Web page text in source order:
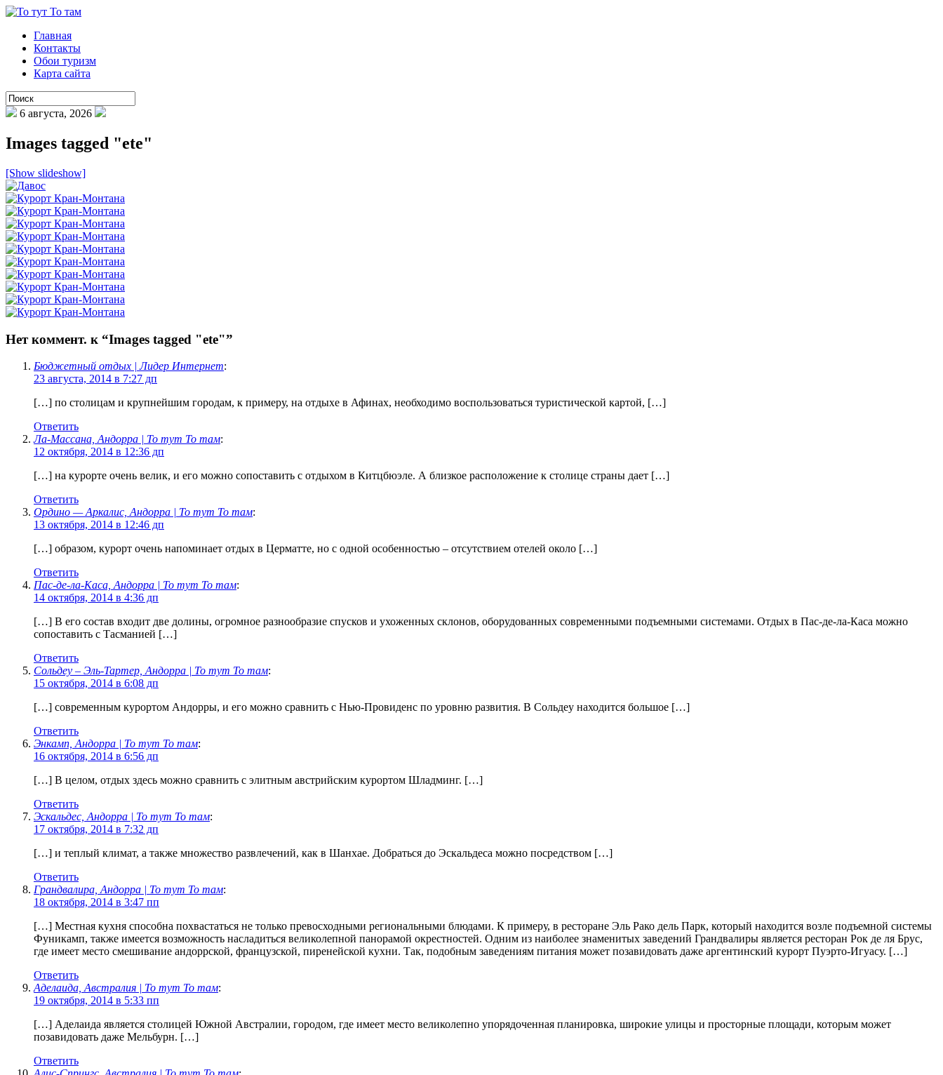
Главная
Контакты
Обои туризм
Карта сайта
6 августа, 2026
Images tagged "ete"
[Show slideshow]
Нет коммент. к “Images tagged "ete"”
Бюджетный отдых | Лидер Интернет:
23 августа, 2014 в 7:27 дп
[…] по столицам и крупнейшим городам, к примеру, на отдыхе в Афинах, необходимо воспользоваться туристической картой, […]
Ответить
Ла-Массана, Андорра | То тут То там:
12 октября, 2014 в 12:36 дп
[…] на курорте очень велик, и его можно сопоставить с отдыхом в Китцбюэле. А близкое расположение к столице страны дает […]
Ответить
Ордино — Аркалис, Андорра | То тут То там:
13 октября, 2014 в 12:46 дп
[…] образом, курорт очень напоминает отдых в Церматте, но с одной особенностью – отсутствием отелей около […]
Ответить
Пас-де-ла-Каса, Андорра | То тут То там:
14 октября, 2014 в 4:36 дп
[…] В его состав входит две долины, огромное разнообразие спусков и ухоженных склонов, оборудованных современными подъемными системами. Отдых в Пас-де-ла-Каса можно
сопоставить с Тасманией […]
Ответить
Сольдеу – Эль-Тартер, Андорра | То тут То там:
15 октября, 2014 в 6:08 дп
[…] современным курортом Андорры, и его можно сравнить с Нью-Провиденс по уровню развития. В Сольдеу находится большое […]
Ответить
Энкамп, Андорра | То тут То там:
16 октября, 2014 в 6:56 дп
[…] В целом, отдых здесь можно сравнить с элитным австрийским курортом Шладминг. […]
Ответить
Эскальдес, Андорра | То тут То там:
17 октября, 2014 в 7:32 дп
[…] и теплый климат, а также множество развлечений, как в Шанхае. Добраться до Эскальдеса можно посредством […]
Ответить
Грандвалира, Андорра | То тут То там:
18 октября, 2014 в 3:47 пп
[…] Местная кухня способна похвастаться не только превосходными региональными блюдами. К примеру, в ресторане Эль Рако дель Парк, который находится возле подъемной системы
Фуникамп, также имеется возможность насладиться великолепной панорамой окрестностей. Одним из наиболее знаменитых заведений Грандвалиры является ресторан Рок де ля Брус,
где имеет место смешивание андоррской, французской, пиренейской кухни. Так, подобным заведениям питания может позавидовать даже аргентинский курорт Пуэрто-Игуасу. […]
Ответить
Аделаида, Австралия | То тут То там:
19 октября, 2014 в 5:33 пп
[…] Аделаида является столицей Южной Австралии, городом, где имеет место великолепно упорядоченная планировка, широкие улицы и просторные площади, которым может
позавидовать даже Мельбурн. […]
Ответить